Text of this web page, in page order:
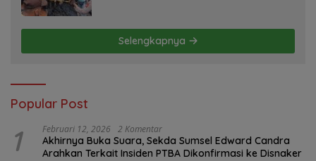
Selengkapnya
Popular Post
1 Februari 12, 2026 2 Komentar
Akhirnya Buka Suara, Sekda Sumsel Edward Candra
Arahkan Terkait Insiden PTBA Dikonfirmasi ke Disnaker